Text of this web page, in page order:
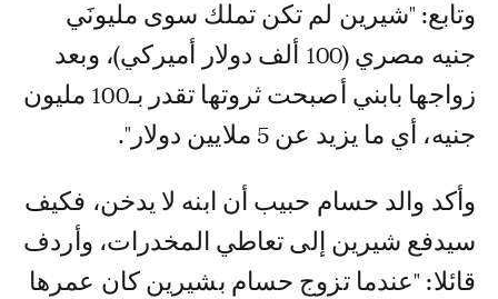
وتابع: "شيرين لم تكن تملك سوى مليونَي
جنيه مصري (100 ألف دولار أميركي)، وبعد
زواجها بابني أصبحت ثروتها تقدر بـ100 مليون
جنيه، أي ما يزيد عن 5 ملايين دولار".
وأكد والد حسام حبيب أن ابنه لا يدخن، فكيف
سيدفع شيرين إلى تعاطي المخدرات، وأردف
قائلا: "عندما تزوج حسام بشيرين كان عمرها